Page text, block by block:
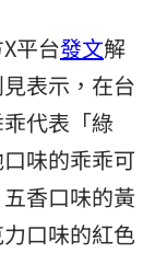
平台發文解
表示，在台
代表「綠
味的乖乖可
香口味的黃
口味的紅色